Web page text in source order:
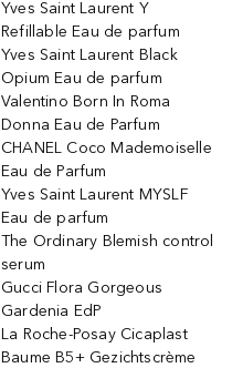
Yves Saint Laurent Y
Refillable Eau de parfum
Yves Saint Laurent Black
Opium Eau de parfum
Valentino Born In Roma
Donna Eau de Parfum
CHANEL Coco Mademoiselle
Eau de Parfum
Yves Saint Laurent MYSLF
Eau de parfum
The Ordinary Blemish control
serum
Gucci Flora Gorgeous
Gardenia EdP
La Roche-Posay Cicaplast
Baume B5+ Gezichtscrème